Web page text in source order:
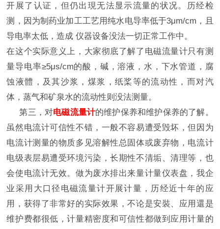
开展了认证，但仍出現无法显示流量的状况。历经检
测，因为制药业加工工艺用纯水电导率低于3μm/cm，且
导电率太低，造成 仪器设备没法一切正常工作中。
在这个实际意义上，大家彻底了解了电磁流量计只有测
量导电率≥5μs/cm的酸，碱，溶液，水，下水管道，腐
蚀液體，及其沙浆，煤浆，纸桨等的流动性，而对汽
体，蒸气和矿泉水的流动性则没法测量。
第三，对电磁流量计的维护保养和维护保养的了解。
虽然电流计可信性不错，一般不容易遭受毁坏，但因为
电流计测量的物质多见溶解性总固体或废弃物，电流计
电级表层易遭受环境污染，长期性不清垢、清理等，也
会使电流计无效。做为废水排出来量计量仪表盘，我企
业采用大口径电磁流量计开展计量，历经近十年的应
用，获得了非常好的实际效果，不论是安裝、应用還是
维护费都很低，计量精密度和可信性都做到应用计量的